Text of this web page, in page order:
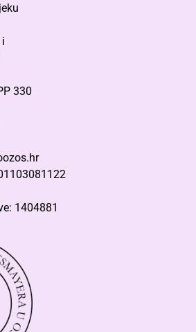
330
1404881